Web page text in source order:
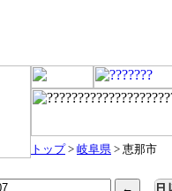
トップ> 岐阜県 > 恵那市